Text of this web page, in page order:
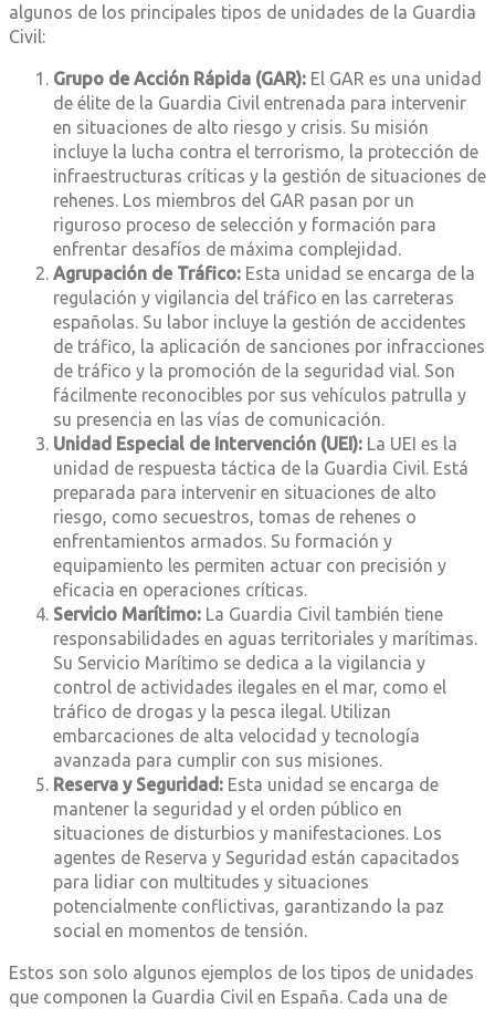
algunos de los principales tipos de unidades de la Guardia
Civil:
Grupo de Acción Rápida (GAR): El GAR es una unidad
de élite de la Guardia Civil entrenada para intervenir
en situaciones de alto riesgo y crisis. Su misión
incluye la lucha contra el terrorismo, la protección de
infraestructuras críticas y la gestión de situaciones de
rehenes. Los miembros del GAR pasan por un
riguroso proceso de selección y formación para
enfrentar desafíos de máxima complejidad.
Agrupación de Tráfico: Esta unidad se encarga de la
regulación y vigilancia del tráfico en las carreteras
españolas. Su labor incluye la gestión de accidentes
de tráfico, la aplicación de sanciones por infracciones
de tráfico y la promoción de la seguridad vial. Son
fácilmente reconocibles por sus vehículos patrulla y
su presencia en las vías de comunicación.
Unidad Especial de Intervención (UEI): La UEI es la
unidad de respuesta táctica de la Guardia Civil. Está
preparada para intervenir en situaciones de alto
riesgo, como secuestros, tomas de rehenes o
enfrentamientos armados. Su formación y
equipamiento les permiten actuar con precisión y
eficacia en operaciones críticas.
Servicio Marítimo: La Guardia Civil también tiene
responsabilidades en aguas territoriales y marítimas.
Su Servicio Marítimo se dedica a la vigilancia y
control de actividades ilegales en el mar, como el
tráfico de drogas y la pesca ilegal. Utilizan
embarcaciones de alta velocidad y tecnología
avanzada para cumplir con sus misiones.
Reserva y Seguridad: Esta unidad se encarga de
mantener la seguridad y el orden público en
situaciones de disturbios y manifestaciones. Los
agentes de Reserva y Seguridad están capacitados
para lidiar con multitudes y situaciones
potencialmente conflictivas, garantizando la paz
social en momentos de tensión.
Estos son solo algunos ejemplos de los tipos de unidades
que componen la Guardia Civil en España. Cada una de